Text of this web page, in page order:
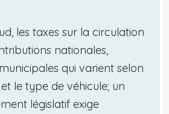
les taxes sur la circulation
nationales,
qui varient selon
le type de véhicule; un
législatif exige